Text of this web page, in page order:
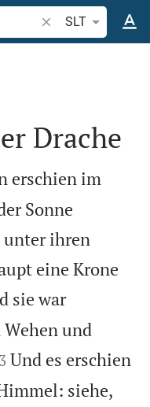
Bibelstelle oder
SLT
Drache
erschien im
Sonne
unter ihren
eine Krone
sie war
und


3 Und es erschien
siehe,